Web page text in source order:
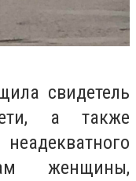
свидетель
а также
женщины,